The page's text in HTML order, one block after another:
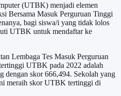
(UTBK) menjadi elemen
Bersama Masuk Perguruan Tinggi
bagi siswa/i yang tidak lolos
UTBK untuk mendaftar ke
Lembaga Tes Masuk Perguruan
UTBK pada 2022 adalah
dengan skor 666,494. Sekolah yang
meraih skor UTBK tertinggi di